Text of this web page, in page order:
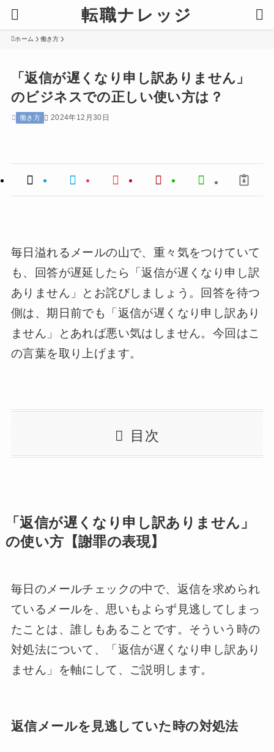
転職ナレッジ
ホーム 働き方
「返信が遅くなり申し訳ありません」
のビジネスでの正しい使い方は？
働き方 2024年12月30日
毎日溢れるメールの山で、重々気をつけていて
も、回答が遅延したら「返信が遅くなり申し訳
ありません」とお詫びしましょう。回答を待つ
側は、期日前でも「返信が遅くなり申し訳あり
ません」とあれば悪い気はしません。今回はこ
の言葉を取り上げます。
目次
「返信が遅くなり申し訳ありません」
の使い方【謝罪の表現】
毎日のメールチェックの中で、返信を求められ
ているメールを、思いもよらず見逃してしまっ
たことは、誰しもあることです。そういう時の
対処法について、「返信が遅くなり申し訳あり
ません」を軸にして、ご説明します。
返信メールを見逃していた時の対処法